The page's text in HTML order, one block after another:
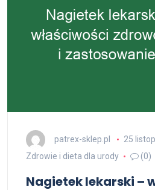
patrex-sklep.pl
25
Zdrowie i dieta dla urody
(0)
Nagietek lekarski –